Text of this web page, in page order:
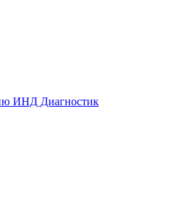
ИНД Диагностик